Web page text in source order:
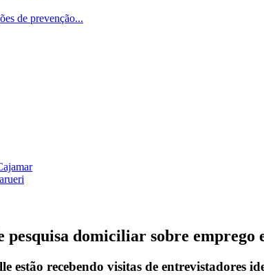
de prevenção...
pesquisa domiciliar sobre emprego
recebendo visitas de entrevistadores